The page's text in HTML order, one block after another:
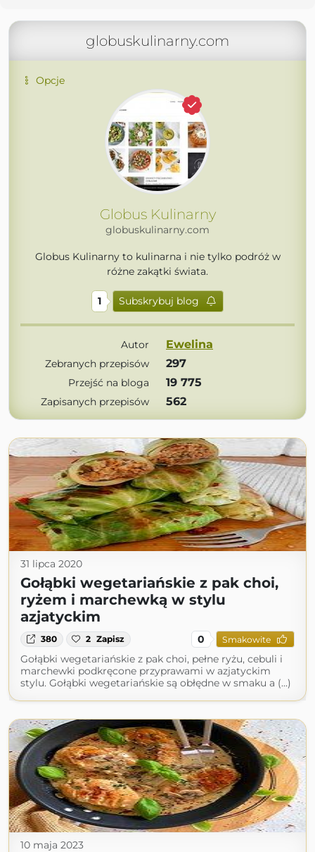
globuskulinarny.com
Opcje
Globus Kulinarny
globuskulinarny.com
Globus Kulinarny to kulinarna i nie tylko podróż w
różne zakątki świata.
1 Subskrybuj blog
Autor Ewelina
Zebranych przepisów 297
Przejść na bloga 19 775
Zapisanych przepisów 562
31 lipca 2020
Gołąbki wegetariańskie z pak choi,
ryżem i marchewką w stylu
azjatyckim
380 2 Zapisz 0 Smakowite
Gołąbki wegetariańskie z pak choi, pełne ryżu, cebuli i
marchewki podkręcone przyprawami w azjatyckim
stylu. Gołąbki wegetariańskie są obłędne w smaku a (...)
10 maja 2023